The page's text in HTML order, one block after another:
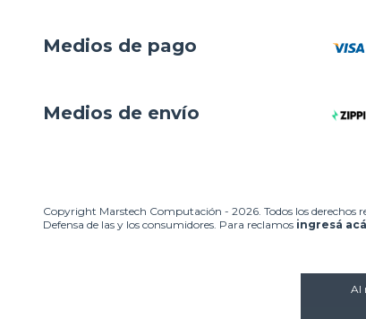
Al
Medios de pago
Medios de envío
Copyright Marstech Computación - 2026. Todos los derechos
Defensa de las y los consumidores. Para reclamos ingresá